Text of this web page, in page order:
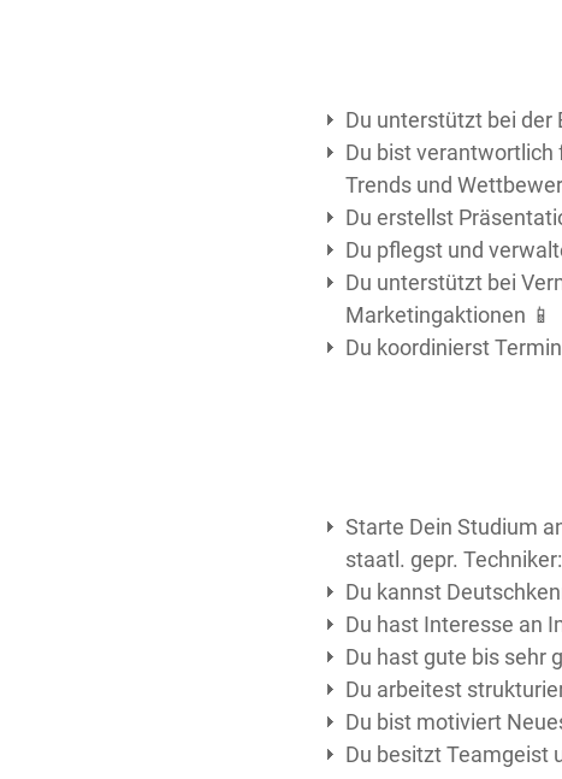
Du unterstützt bei der
Du bist verantwortlich
Trends und
Du erstellst
Du pflegst und
Du unterstützt bei
Marketingaktionen 📱
Du koordinierst
Starte Dein Studium
staatl. gepr.
Du kannst
Du hast Interesse an
Du hast gute bis sehr
Du arbeitest
Du bist motiviert
Du besitzt Teamgeist